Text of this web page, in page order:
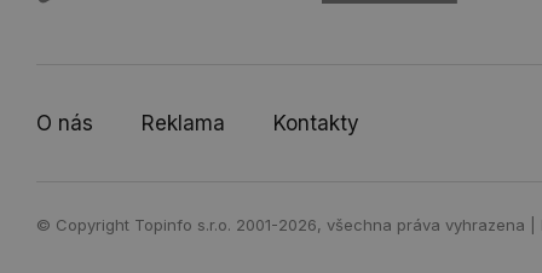
O nás Reklama Kontakty
© Copyright Topinfo s.r.o. 2001-2026, všechna práva vyhrazena |